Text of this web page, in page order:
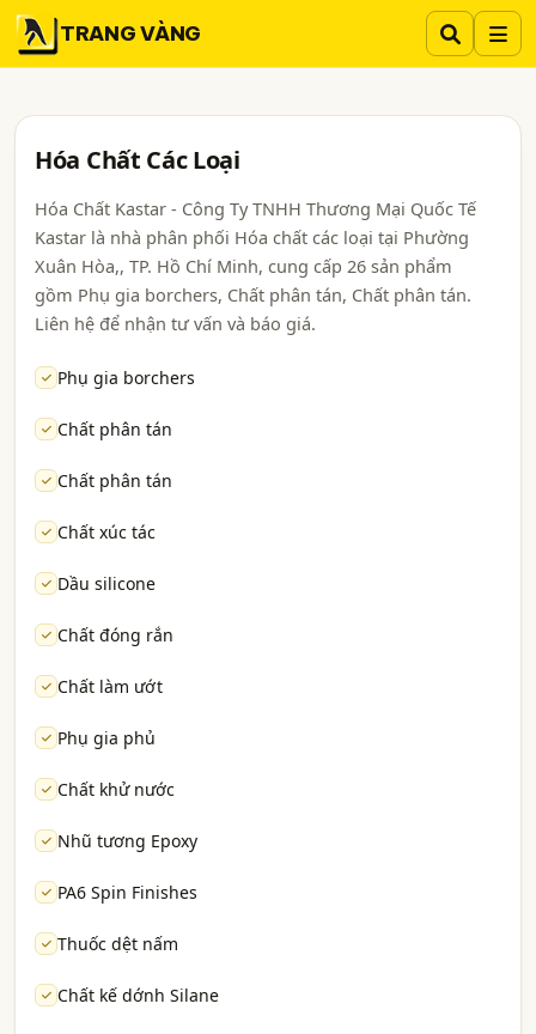
TRANG VÀNG
Hóa Chất Các Loại
Hóa Chất Kastar - Công Ty TNHH Thương Mại Quốc Tế
Kastar là nhà phân phối Hóa chất các loại tại Phường
Xuân Hòa,, TP. Hồ Chí Minh, cung cấp 26 sản phẩm
gồm Phụ gia borchers, Chất phân tán, Chất phân tán.
Liên hệ để nhận tư vấn và báo giá.
Phụ gia borchers
Chất phân tán
Chất phân tán
Chất xúc tác
Dầu silicone
Chất đóng rắn
Chất làm ướt
Phụ gia phủ
Chất khử nước
Nhũ tương Epoxy
PA6 Spin Finishes
Thuốc dệt nấm
Chất kế dớnh Silane